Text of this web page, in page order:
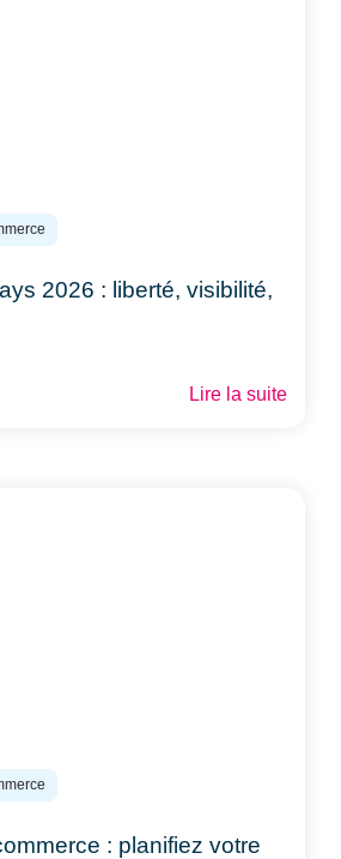
2026 : liberté, visibilité,
Lire la suite
: planifiez votre